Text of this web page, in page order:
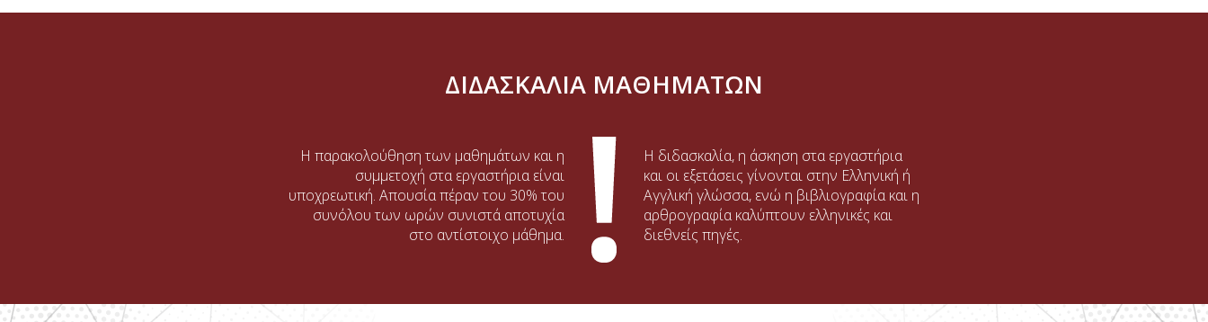
ΔΙΔΑΣΚΑΛΙΑ ΜΑΘΗΜΑΤΩΝ
Η παρακολούθηση των μαθημάτων και η
συμμετοχή στα εργαστήρια είναι
υποχρεωτική. Απουσία πέραν του 30% του
συνόλου των ωρών συνιστά αποτυχία
στο αντίστοιχο μάθημα.
Η διδασκαλία, η άσκηση στα εργαστήρια
και οι εξετάσεις γίνονται στην Ελληνική ή
Αγγλική γλώσσα, ενώ η βιβλιογραφία και η
αρθρογραφία καλύπτουν ελληνικές και
διεθνείς πηγές.